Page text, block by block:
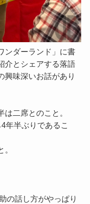
ンダーランド」に書
介とシェアする落語
興味深いお話があり
二席とのこと。
年半ぶりであるこ
の話し方がやっぱり